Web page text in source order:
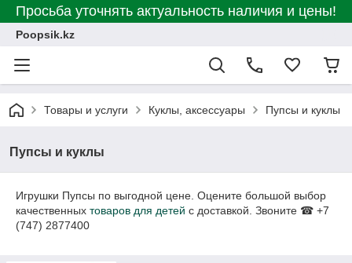
Просьба уточнять актуальность наличия и цены!
Poopsik.kz
Товары и услуги Куклы, аксессуары Пупсы и куклы
Пупсы и куклы
Игрушки Пупсы по выгодной цене. Оцените большой выбор
качественных товаров для детей с доставкой. Звоните ☎ +7
(747) 2877400